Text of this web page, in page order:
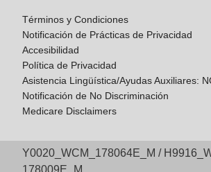
Términos y Condiciones
Notificación de Prácticas de Privacidad
Accesibilidad
Política de Privacidad
Asistencia Lingüística/Ayudas Auxiliares:
Notificación de No Discriminación
Medicare Disclaimers
Y0020_WCM_178064E_M /